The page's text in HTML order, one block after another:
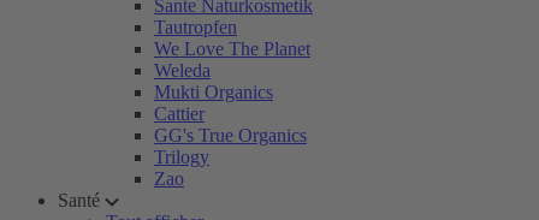
Sante Naturkosmetik
Tautropfen
We Love The Planet
Weleda
Mukti Organics
Cattier
GG's True Organics
Trilogy
Zao
Santé